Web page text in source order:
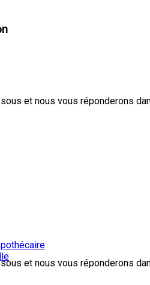
et nous vous réponderons
et nous vous réponderons